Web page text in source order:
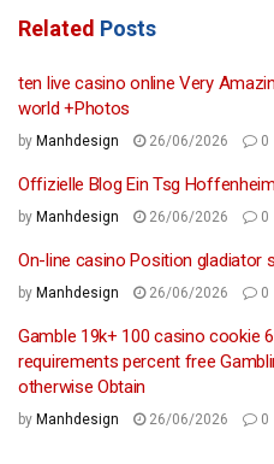
Related Posts
ten live casino online Very
world +Photos
by Manhdesign 26/06/2026 0
Offizielle Blog Ein Tsg
by Manhdesign 26/06/2026 0
On-line casino Position gladiator
by Manhdesign 26/06/2026 0
Gamble 19k+ 100 casino cookie
requirements percent free
otherwise Obtain
by Manhdesign 26/06/2026 0